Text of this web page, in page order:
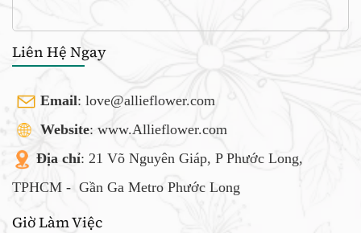
Liên Hệ Ngay
Email: love@allieflower.com
Website: www.Allieflower.com
Địa chỉ: 21 Võ Nguyên Giáp, P Phước Long,
TPHCM - Gần Ga Metro Phước Long
Giờ Làm Việc